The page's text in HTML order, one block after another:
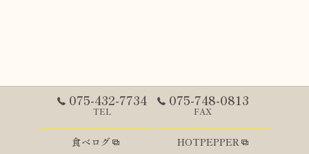
075-432-7734
TEL
075-748-0813
FAX
食べログ HOTPEPPER